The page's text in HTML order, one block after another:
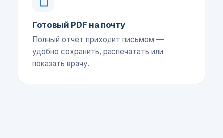
Готовый PDF на почту
Полный отчёт приходит письмом —
удобно сохранить, распечатать или
показать врачу.